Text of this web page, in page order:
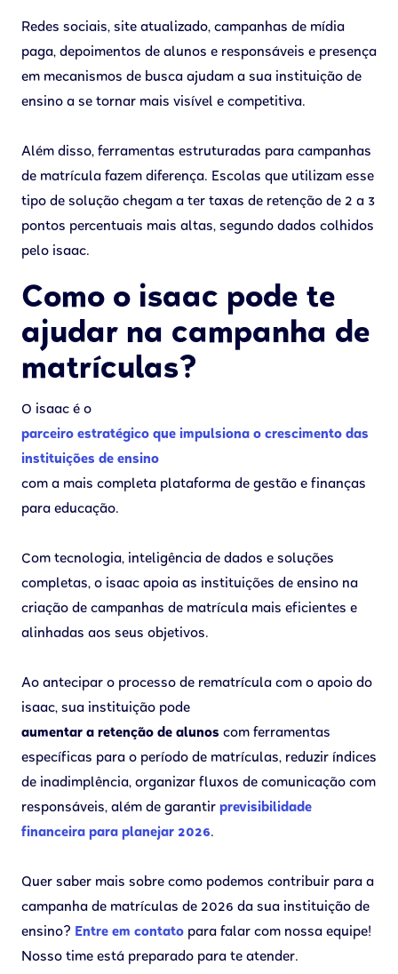
Redes sociais, site atualizado, campanhas de mídia
paga, depoimentos de alunos e responsáveis e presença
em mecanismos de busca ajudam a sua instituição de
ensino a se tornar mais visível e competitiva.
Além disso, ferramentas estruturadas para campanhas
de matrícula fazem diferença. Escolas que utilizam esse
tipo de solução chegam a ter taxas de retenção de 2 a 3
pontos percentuais mais altas, segundo dados colhidos
pelo isaac.
Como o isaac pode te
ajudar na campanha de
matrículas?
O isaac é o
parceiro estratégico que impulsiona o crescimento das
instituições de ensino
com a mais completa plataforma de gestão e finanças
para educação.
Com tecnologia, inteligência de dados e soluções
completas, o isaac apoia as instituições de ensino na
criação de campanhas de matrícula mais eficientes e
alinhadas aos seus objetivos.
Ao antecipar o processo de rematrícula com o apoio do
isaac, sua instituição pode
aumentar a retenção de alunos com ferramentas
específicas para o período de matrículas, reduzir índices
de inadimplência, organizar fluxos de comunicação com
responsáveis, além de garantir previsibilidade
financeira para planejar 2026.
Quer saber mais sobre como podemos contribuir para a
campanha de matrículas de 2026 da sua instituição de
ensino? Entre em contato para falar com nossa equipe!
Nosso time está preparado para te atender.